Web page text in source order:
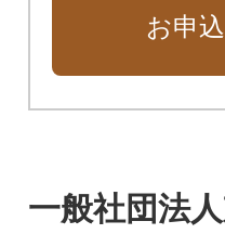
お申
一般社団法